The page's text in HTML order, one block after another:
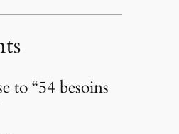
to “54 besoins